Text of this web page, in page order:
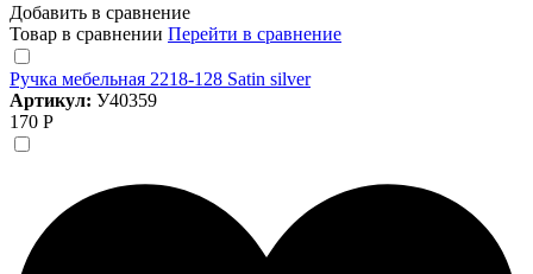
Добавить в сравнение
Товар в сравнении Перейти в сравнение
Ручка мебельная 2218-128 Satin silver
Артикул: У40359
170 Р